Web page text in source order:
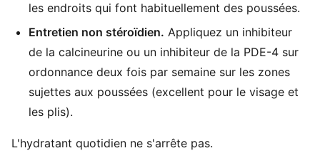
les endroits qui font habituellement des poussées.
Entretien non stéroïdien. Appliquez un inhibiteur
de la calcineurine ou un inhibiteur de la PDE-4 sur
ordonnance deux fois par semaine sur les zones
sujettes aux poussées (excellent pour le visage et
les plis).
L'hydratant quotidien ne s'arrête pas.